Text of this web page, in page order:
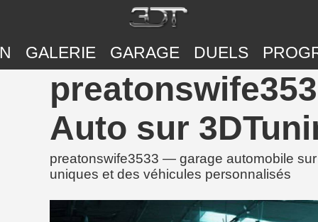
GALERIE GARAGE DUELS
Auto sur
preatonswife3533 — garage automobile
uniques et des véhicules personnalisés